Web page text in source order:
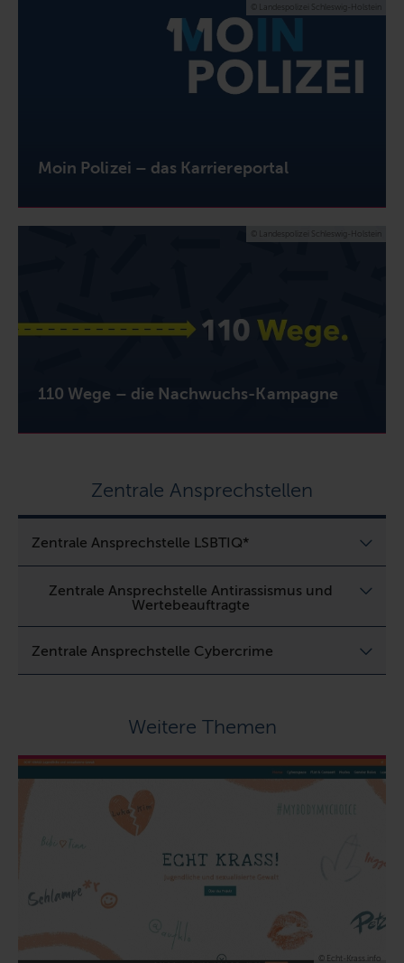
Moin Polizei – das Karriereportal
© Landespolizei Schleswig-Holstein
110 Wege – die Nachwuchs-Kampagne
© Landespolizei Schleswig-Holstein
Zentrale Ansprechstellen
Zentrale Ansprechstelle LSBTIQ*
Zentrale Ansprechstelle Antirassismus und
Wertebeauftragte
Zentrale Ansprechstelle Cybercrime
Weitere Themen
© Echt-Krass.info